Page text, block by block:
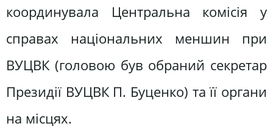
координувала Центральна комісія у
справах національних меншин при
ВУЦВК (головою був обраний секретар
Президії ВУЦВК П. Буценко) та її органи
на місцях.